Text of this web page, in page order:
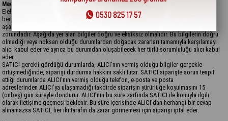
Madde 3- Sözleşme Konusu Ürün/Ödeme/Teslimat Bilgileri
Elektronik ortamda alınan ürün/ürünlerin cinsi ve türü, miktarı, marka/modeli, satış
bedeli, ödeme şekli, teslim alacak kişi, teslimat adresi, fatura bilgileri, kargo ücreti
aşağıda belirtildiği gibidir. Fatura edilecek kişi ile sözleşmeyi yapan kişi aynı olmak
zorundadır. Aşağıda yer alan bilgiler doğru ve eksiksiz olmalıdır. Bu bilgilerin doğru
olmadığı veya noksan olduğu durumlardan doğacak zararları tamamıyla karşılamayı
alıcı kabul eder ve ayrıca bu durumdan oluşabilecek her türlü sorumluluğu alıcı kabul
eder.
SATICI gerekli gördüğü durumlarda, ALICI’nın vermiş olduğu bilgiler gerçekle
örtüşmediğinde, siparişi durdurma hakkını saklı tutar. SATICI siparişte sorun tespit
ettiği durumlarda ALICI’nın vermiş olduğu telefon, e-posta ve posta
adreslerinden ALICI’ya ulaşamadığı takdirde siparişin yürürlüğe koyulmasını 15
(onbeş) gün süreyle dondurur. ALICI’nın bu süre zarfında SATICI ile konuyla ilgili
olarak iletişime geçmesi beklenir. Bu süre içerisinde ALICI’dan herhangi bir cevap
alınamazsa SATICI, her iki tarafın da zarar görmemesi için siparişi iptal eder.